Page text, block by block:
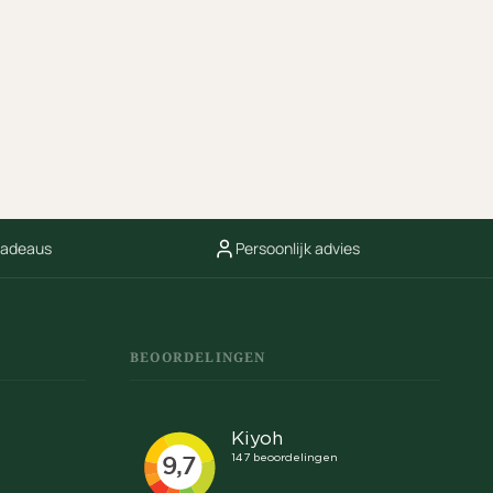
Persoonlijk advies
BEOORDELINGEN